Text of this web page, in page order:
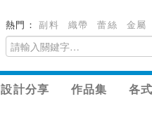
熱門：副料 織帶 蕾絲 金屬
設計分享 作品集 各